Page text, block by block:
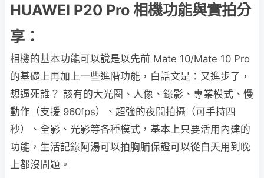
HUAWEI P20 Pro 相機功能與實拍分
享：
相機的基本功能可以說是以先前 Mate 10/Mate 10 Pro
的基礎上再加上一些進階功能，白話文是：又進步了，
想逼死誰？ 該有的大光圈、人像、錄影、專業模式、慢
動作（支援 960fps）、超強的夜間拍攝（可手持四
秒）、全影、光影等各種模式，基本上只要活用內建的
功能，生活記錄阿湯可以拍胸脯保證可以從白天用到晚
上都沒問題。